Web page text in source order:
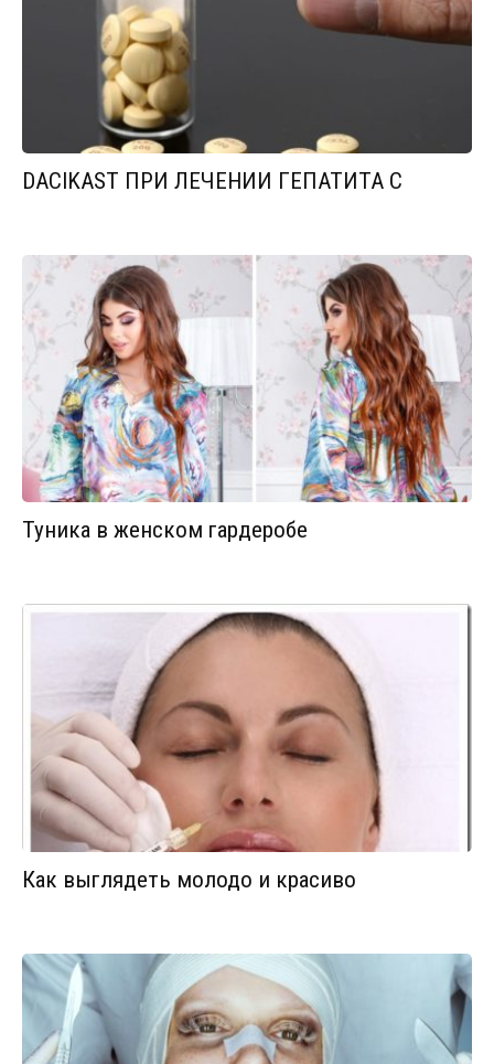
DACIKAST ПРИ ЛЕЧЕНИИ ГЕПАТИТА С
Туника в женском гардеробе
Как выглядеть молодо и красиво